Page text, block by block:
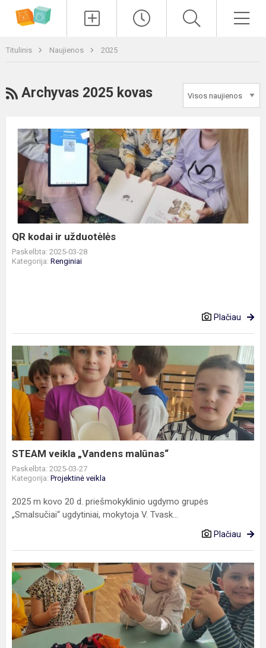
Titulinis Naujienos 2025
RSS
Archyvas 2025 kovas
QR
kodai
užduotėlės
QR kodai ir užduotėlės
Paskelbta: 2025-03-28
Kategorija: Renginiai
Plačiau
STEAM
veikla
„Vandens
malūnas“
STEAM veikla „Vandens malūnas“
Paskelbta: 2025-03-27
Kategorija: Projektinė veikla
2025 m kovo 20 d. priešmokyklinio ugdymo grupės
„Smalsučiai“ ugdytiniai, mokytoja V. Tvask...
Plačiau
STEAM
veikla:
„Paukštelių
lizdelis
iš
antrinių